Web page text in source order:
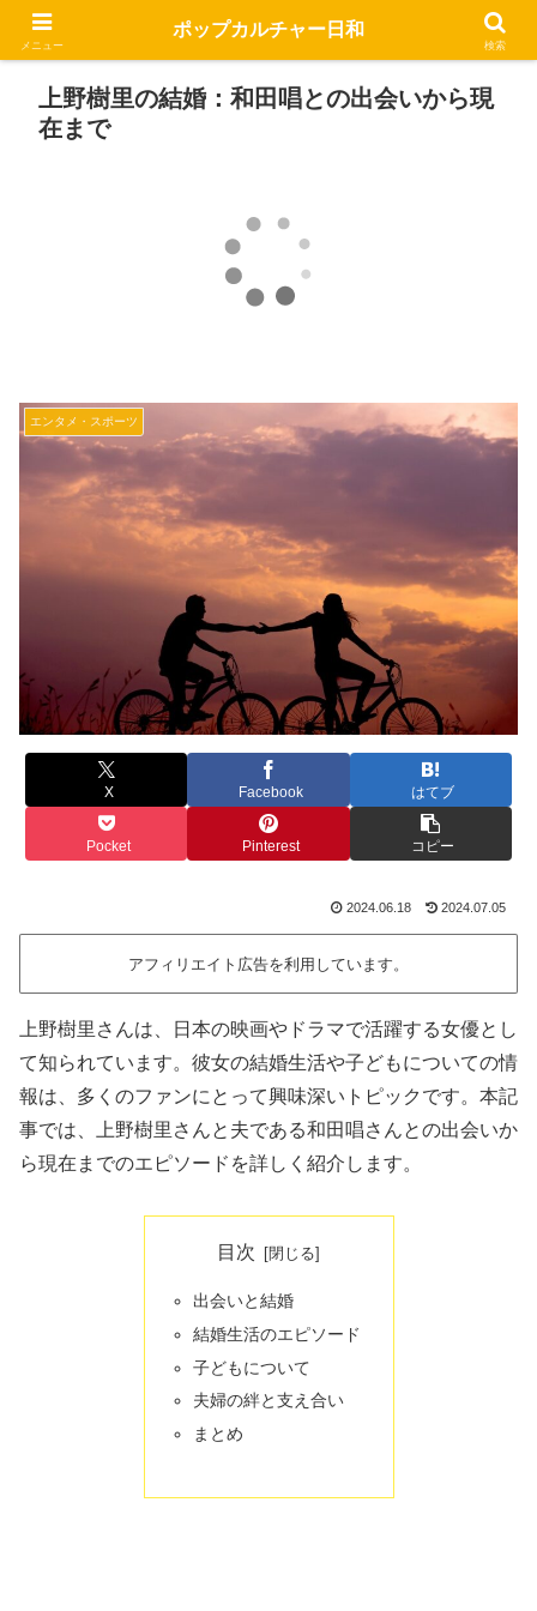
上野樹里の結婚：和田唱との出会いから現
在まで
エンタメ・スポーツ
X Facebook はてブ
Pocket Pinterest コピー
2024.06.18 2024.07.05
アフィリエイト広告を利用しています。
上野樹里さんは、日本の映画やドラマで活躍する女優とし
て知られています。彼女の結婚生活や子どもについての情
報は、多くのファンにとって興味深いトピックです。本記
事では、上野樹里さんと夫である和田唱さんとの出会いか
ら現在までのエピソードを詳しく紹介します。
目次
出会いと結婚
結婚生活のエピソード
子どもについて
夫婦の絆と支え合い
まとめ
メニュー
ポップカルチャー日和
検索